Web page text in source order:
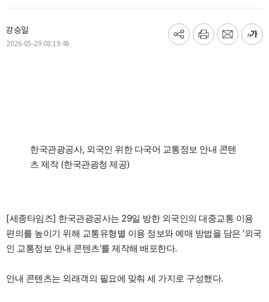
강승일
2026-05-29 08:19:46
기
프
메
글
한국관광공사, 외국인 위한 다국어 교통정보 안내 콘텐
츠 제작 (한국관광청 제공)
[세종타임즈] 한국관광공사는 29일 방한 외국인의 대중교통 이용
편의를 높이기 위해 교통유형별 이용 정보와 예매 방법을 담은 '외국
인 교통정보 안내 콘텐츠'를 제작해 배포한다.
안내 콘텐츠는 외래객의 필요에 맞춰 세 가지로 구성했다.